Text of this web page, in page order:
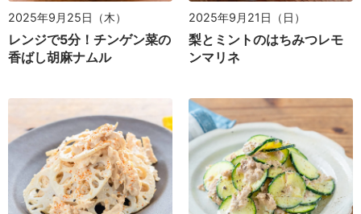
2025年9月25日（木）
レンジで5分！チンゲン菜の
香ばし胡麻ナムル
2025年9月21日（日）
梨とミントのはちみつレモ
ンマリネ